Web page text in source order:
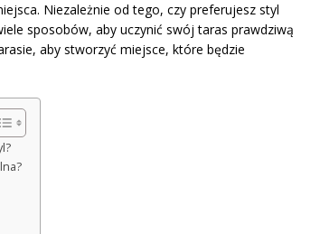
Niezależnie od tego, czy preferujesz styl
sposobów, aby uczynić swój taras prawdziwą
aby stworzyć miejsce, które będzie